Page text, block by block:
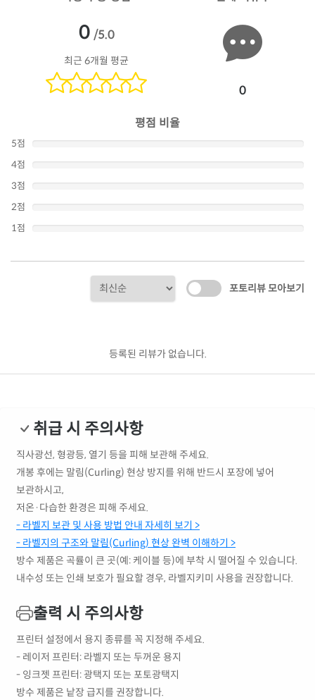
0 /5.0
최근 6개월 평균
0
평점 비율
5점
4점
3점
2점
1점
포토리뷰 모아보기
등록된 리뷰가 없습니다.
취급 시 주의사항
직사광선, 형광등, 열기 등을 피해 보관해 주세요.
개봉 후에는 말림(Curling) 현상 방지를 위해 반드시 포장에 넣어
보관하시고,
저온·다습한 환경은 피해 주세요.
- 라벨지 보관 및 사용 방법 안내 자세히 보기 >
- 라벨지의 구조와 말림(Curling) 현상 완벽 이해하기 >
방수 제품은 곡률이 큰 곳(예: 케이블 등)에 부착 시 떨어질 수 있습니다.
내수성 또는 인쇄 보호가 필요할 경우, 라벨지키미 사용을 권장합니다.
출력 시 주의사항
프린터 설정에서 용지 종류를 꼭 지정해 주세요.
- 레이저 프린터: 라벨지 또는 두꺼운 용지
- 잉크젯 프린터: 광택지 또는 포토광택지
방수 제품은 낱장 급지를 권장합니다.